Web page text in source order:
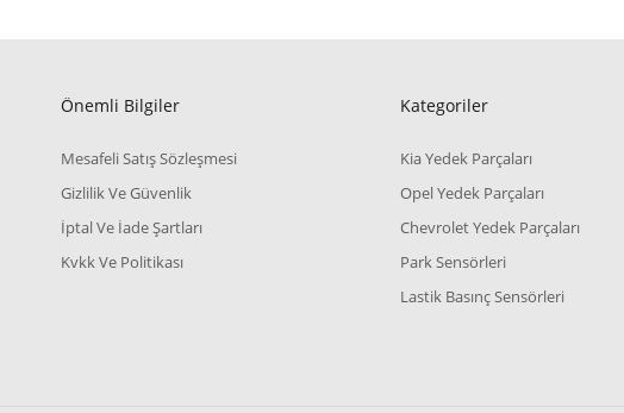
Önemli Bilgiler
Mesafeli Satış Sözleşmesi
Gizlilik Ve Güvenlik
İptal Ve İade Şartları
Kvkk Ve Politikası
Kategoriler
Kia Yedek Parçaları
Opel Yedek Parçaları
Chevrolet Yedek Parçaları
Park Sensörleri
Lastik Basınç Sensörleri